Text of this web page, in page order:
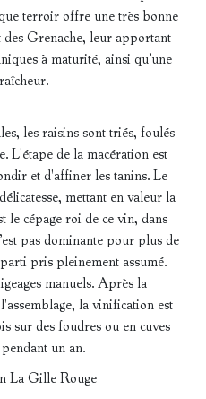
terroir offre une très bonne
Grenache, leur apportant
à maturité, ainsi qu’une
les raisins sont triés, foulés
L'étape de la macération est
et d'affiner les tanins. Le
mettant en valeur la
le cépage roi de ce vin, dans
pas dominante pour plus de
pris pleinement assumé.
manuels. Après la
la vinification est
sur des foudres ou en cuves
un an.
La Gille Rouge